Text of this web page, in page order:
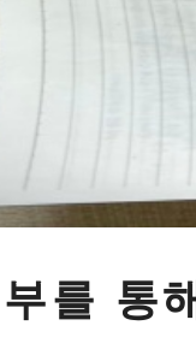
부를 통